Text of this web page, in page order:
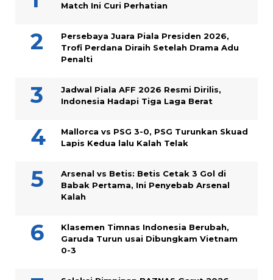
Match Ini Curi Perhatian
Persebaya Juara Piala Presiden 2026,
Trofi Perdana Diraih Setelah Drama Adu
Penalti
Jadwal Piala AFF 2026 Resmi Dirilis,
Indonesia Hadapi Tiga Laga Berat
Mallorca vs PSG 3-0, PSG Turunkan Skuad
Lapis Kedua lalu Kalah Telak
Arsenal vs Betis: Betis Cetak 3 Gol di
Babak Pertama, Ini Penyebab Arsenal
Kalah
Klasemen Timnas Indonesia Berubah,
Garuda Turun usai Dibungkam Vietnam
0-3